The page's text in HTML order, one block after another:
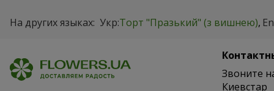
На других языках: Укр:Торт "Празький" (з вишнею)
Звоните
Киевстар